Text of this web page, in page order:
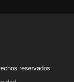
reservados